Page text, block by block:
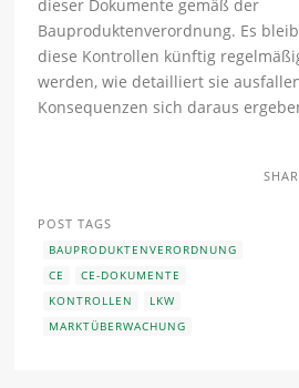
dieser Dokumente gemäß der
Bauproduktenverordnung. Es
diese Kontrollen künftig
werden, wie detailliert sie
Konsequenzen sich daraus
POST TAGS
BAUPRODUKTENVERORDNUNG
CE
CE-DOKUMENTE
KONTROLLEN
LKW
MARKTÜBERWACHUNG